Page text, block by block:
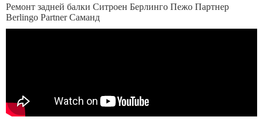
Ремонт задней балки Ситроен Берлинго Пежо Партнер
Berlingo Partner Саманд